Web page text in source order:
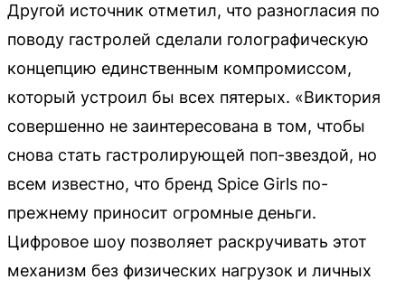
Другой источник отметил, что разногласия по
поводу гастролей сделали голографическую
концепцию единственным компромиссом,
который устроил бы всех пятерых. «Виктория
совершенно не заинтересована в том, чтобы
снова стать гастролирующей поп-звездой, но
всем известно, что бренд Spice Girls по-
прежнему приносит огромные деньги.
Цифровое шоу позволяет раскручивать этот
механизм без физических нагрузок и личных